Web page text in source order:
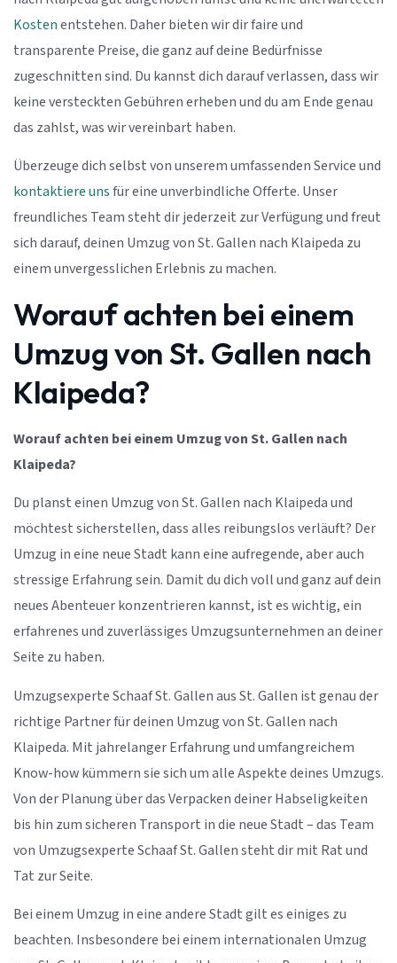
Kostenentstehen. Daher bieten wir dir faire und
transparente Preise, die ganz auf deine Bedürfnisse
zugeschnitten sind. Du kannst dich darauf verlassen, dass wir
keine versteckten Gebühren erheben und du am Ende genau
das zahlst, was wir vereinbart haben.
Überzeuge dich selbst von unserem umfassenden Service und
kontaktiere unsfür eine unverbindliche Offerte. Unser
freundliches Team steht dir jederzeit zur Verfügung und freut
sich darauf, deinen Umzug von St. Gallen nach Klaipeda zu
einem unvergesslichen Erlebnis zu machen.
Worauf achten bei einem
Umzug von St. Gallen nach
Klaipeda?
Worauf achten bei einem Umzug von St. Gallen nach
Klaipeda?
Du planst einen Umzug von St. Gallen nach Klaipeda und
möchtest sicherstellen, dass alles reibungslos verläuft? Der
Umzug in eine neue Stadt kann eine aufregende, aber auch
stressige Erfahrung sein. Damit du dich voll und ganz auf dein
neues Abenteuer konzentrieren kannst, ist es wichtig, ein
erfahrenes und zuverlässiges Umzugsunternehmen an deiner
Seite zu haben.
Umzugsexperte Schaaf St. Gallen aus St. Gallen ist genau der
richtige Partner für deinen Umzug von St. Gallen nach
Klaipeda. Mit jahrelanger Erfahrung und umfangreichem
Know-how kümmern sie sich um alle Aspekte deines Umzugs.
Von der Planung über das Verpacken deiner Habseligkeiten
bis hin zum sicheren Transport in die neue Stadt – das Team
von Umzugsexperte Schaaf St. Gallen steht dir mit Rat und
Tat zur Seite.
Bei einem Umzug in eine andere Stadt gilt es einiges zu
beachten. Insbesondere bei einem internationalen Umzug